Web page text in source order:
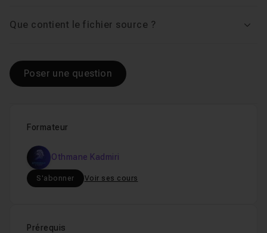
Formateur
Othmane Kadmiri
S'abonner Voir ses cours
Prérequis
Que contient le fichier source ?
Poser une question